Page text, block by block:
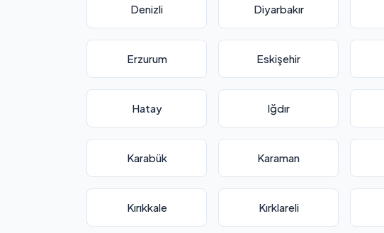
Denizli Diyarbakır
Erzurum Eskişehir
Hatay Iğdır
Karabük Karaman
Kırıkkale Kırklareli